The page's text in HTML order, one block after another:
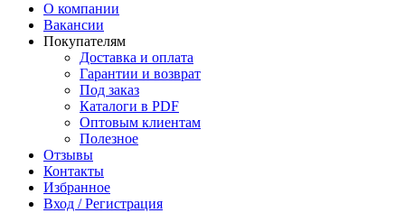
О компании
Вакансии
Покупателям
Доставка и оплата
Гарантии и возврат
Под заказ
Каталоги в PDF
Оптовым клиентам
Полезное
Отзывы
Контакты
Избранное
Вход / Регистрация